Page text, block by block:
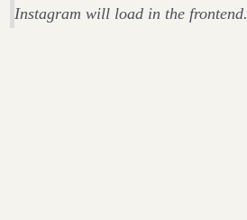
Instagram will load in the frontend.